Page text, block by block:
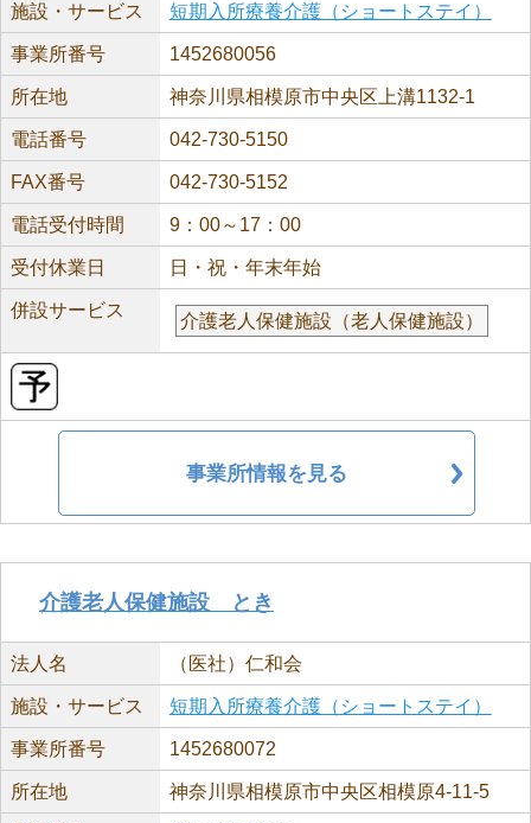
施設・サービス 短期入所療養介護（ショートステイ）
事業所番号 1452680056
所在地 神奈川県相模原市中央区上溝1132-1
電話番号 042-730-5150
FAX番号 042-730-5152
電話受付時間 9：00～17：00
受付休業日 日・祝・年末年始
併設サービス
介護老人保健施設（老人保健施設）
事業所情報を見る
介護老人保健施設 とき
法人名 （医社）仁和会
施設・サービス 短期入所療養介護（ショートステイ）
事業所番号 1452680072
所在地 神奈川県相模原市中央区相模原4-11-5